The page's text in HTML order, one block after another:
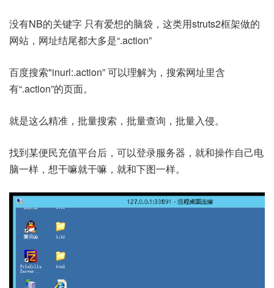
没有NB的关键字 只有爱想的脑袋，这类用struts2框架做的
网站，网址结尾都大多是“.action”
百度搜索"inurl:.action” 可以理解为，搜索网址里含
有“.action”的页面。
就是这么精准，批量搜索，批量查询，批量入侵。
找到某便民充值平台后，可以登录服务器，就和操作自己电
脑一样，想干嘛就干嘛，就和下图一样。